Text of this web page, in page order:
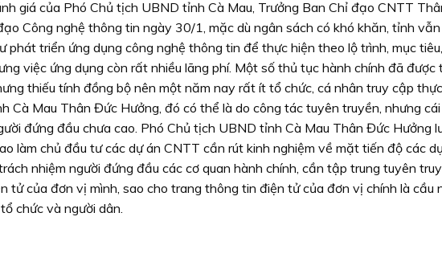
giá của Phó Chủ tịch UBND tỉnh Cà Mau, Trưởng Ban Chỉ đạo CNTT
Công nghệ thông tin ngày 30/1, mặc dù ngân sách có khó khăn, tỉnh
phát triển ứng dụng công nghệ thông tin để thực hiện theo lộ trình, mục
việc ứng dụng còn rất nhiều lãng phí. Một số thủ tục hành chính đã được
thiếu tính đồng bộ nên một năm nay rất ít tổ chức, cá nhân truy cập
Cà Mau Thân Đức Hưởng, đó có thể là do công tác tuyên truyền, nhưng cái
đứng đầu chưa cao. Phó Chủ tịch UBND tỉnh Cà Mau Thân Đức Hưởng
làm chủ đầu tư các dự án CNTT cần rút kinh nghiệm về mặt tiến độ các
nhiệm người đứng đầu các cơ quan hành chính, cần tập trung tuyên
tử của đơn vị mình, sao cho trang thông tin điện tử của đơn vị chính là cầu
chức và người dân.